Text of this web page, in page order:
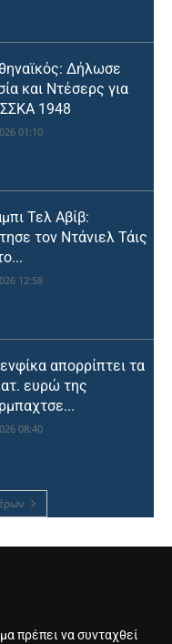
Δήλωσε
και Ντέσερς για
1948
01:10
Τελ Αβίβ:
τον Ντάνιελ Τάις
12:58
απορρίπτει τα
ευρώ της
08:40
πρέπει να συνταχθεί